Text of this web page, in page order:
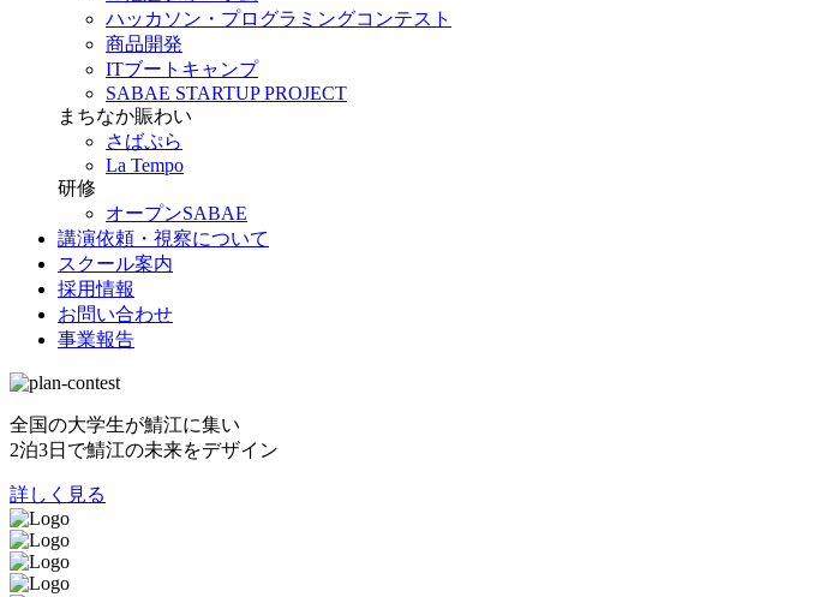
ハッカソン・プログラミングコンテスト
商品開発
ITブートキャンプ
SABAE STARTUP PROJECT
まちなか賑わい
さばぷら
La Tempo
研修
オープンSABAE
講演依頼・視察について
スクール案内
採用情報
お問い合わせ
事業報告
全国の大学生が鯖江に集い
2泊3日で鯖江の未来をデザイン
詳しく見る